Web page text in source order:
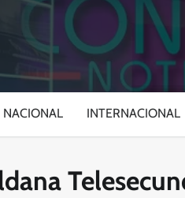
NACIONAL INTERNACIONAL